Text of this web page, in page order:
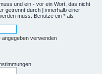
und ein - vor ein Wort, das nicht
getrennt durch | innerhalb einer
muss. Benutze ein * als
angegeben verwenden